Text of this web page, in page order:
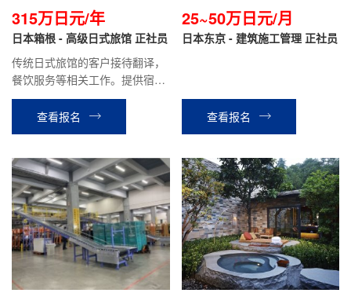
315万日元/年
日本箱根 - 高级日式旅馆 正社员
传统日式旅馆的客户接待翻译，
餐饮服务等相关工作。提供宿
舍，单人间|生活成本低，0压
力！正社员，績工作有保障|有带
薪体假，员工旅行，福利拉满！
查看报名
25~50万日元/月
日本东京 - 建筑施工管理 正社员
查看报名